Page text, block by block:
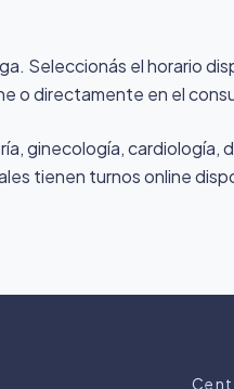
Seleccionás el horario
o directamente en el
ginecología, cardiología,
tienen turnos online